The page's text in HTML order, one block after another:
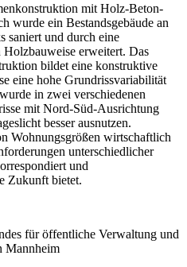
mit Holz-Beton-
wurde ein Bestandsgebäude an
saniert und durch eine
erweitert. Das
bildet eine konstruktive
eine hohe Grundrissvariabilität
in zwei verschiedenen
mit Nord-Süd-Ausrichtung
besser ausnutzen.
Wohnungsgrößen wirtschaftlich
unterschiedlicher
und
Zukunft bietet.
für öffentliche Verwaltung und
Mannheim